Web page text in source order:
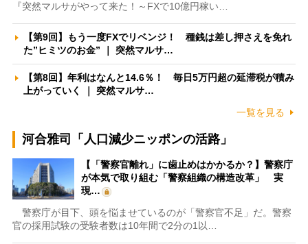
『突然マルサがやって来た！～FXで10億円稼い…
【第9回】もう一度FXでリベンジ！ 種銭は差し押さえを免れ
た”ヒミツのお金” ｜ 突然マルサ…
【第8回】年利はなんと14.6％！ 毎日5万円超の延滞税が積み
上がっていく ｜ 突然マルサ…
一覧を見る
河合雅司「人口減少ニッポンの活路」
【「警察官離れ」に歯止めはかかるか？】警察庁
が本気で取り組む「警察組織の構造改革」 実
現…
警察庁が目下、頭を悩ませているのが「警察官不足」だ。警察
官の採用試験の受験者数は10年間で2分の1以…